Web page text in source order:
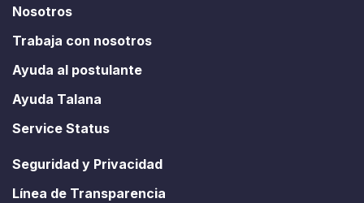
Nosotros
Trabaja con nosotros
Ayuda al postulante
Ayuda Talana
Service Status
Seguridad y Privacidad
Línea de Transparencia